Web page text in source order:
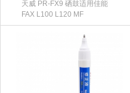
天威 PR-FX9 硒鼓适用佳能
FAX L100 L120 MF